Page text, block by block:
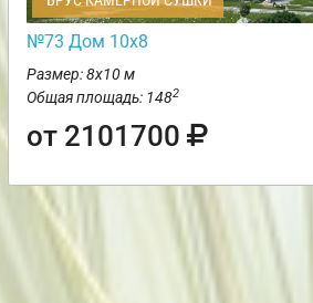
№73 Дом 10х8
Размер: 8х10 м
Общая площадь: 1482
от 2101700